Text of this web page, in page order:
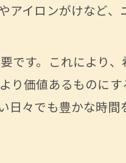
アイロンがけなど、
です。これにより
り価値あるものに
日々でも豊かな時間